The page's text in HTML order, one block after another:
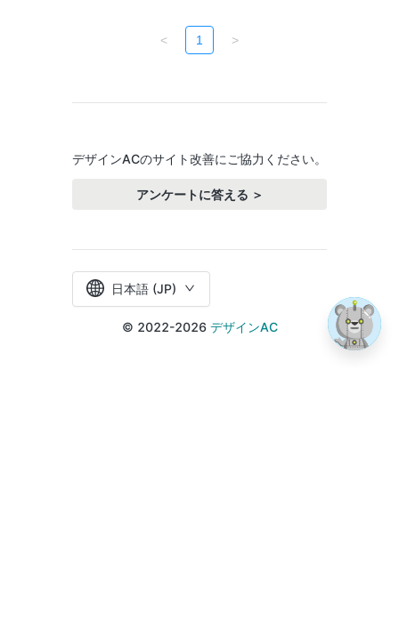
< 1 >
デザインACのサイト改善にご協力ください。
アンケートに答える ＞
日本語 (JP)
© 2022-2026 デザインAC